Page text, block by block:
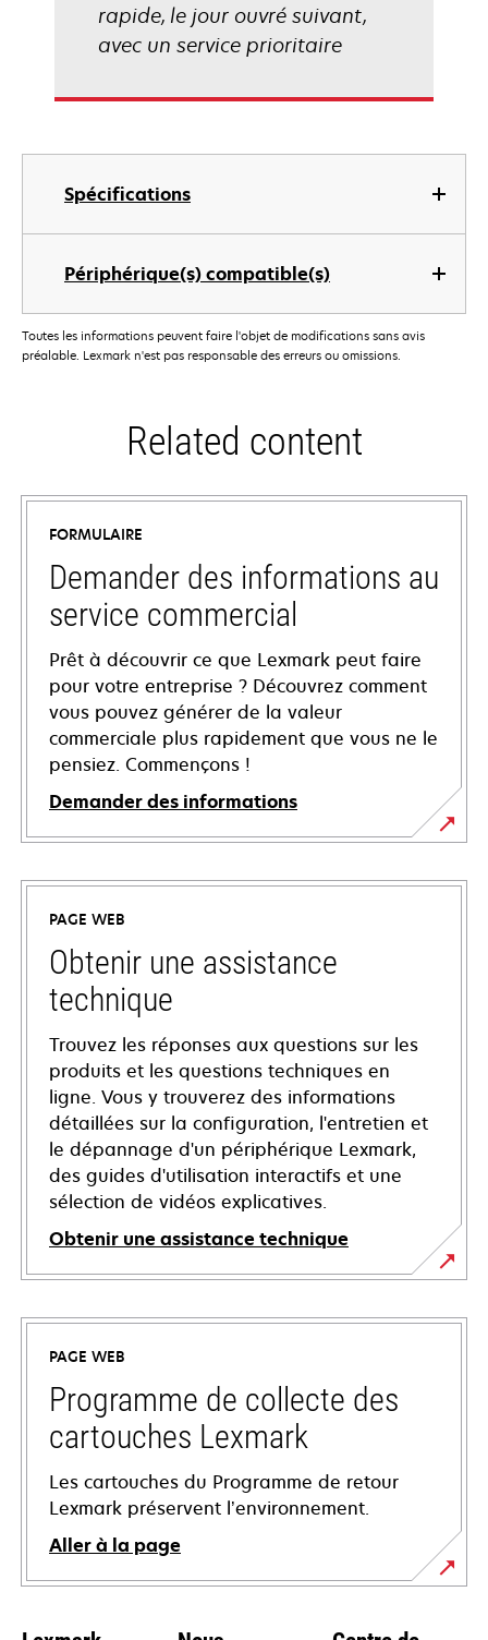
Spécifications
Périphérique(s) compatible(s)
rapide, le jour ouvré suivant,
avec un service prioritaire
Toutes les informations peuvent faire l'objet de modifications sans avis
préalable. Lexmark n'est pas responsable des erreurs ou omissions.
Related content
FORMULAIRE
Demander des informations au
service commercial
Prêt à découvrir ce que Lexmark peut faire
pour votre entreprise ? Découvrez comment
vous pouvez générer de la valeur
commerciale plus rapidement que vous ne le
pensiez. Commençons !
Demander des informations
PAGE WEB
Obtenir une assistance
technique
Trouvez les réponses aux questions sur les
produits et les questions techniques en
ligne. Vous y trouverez des informations
détaillées sur la configuration, l'entretien et
le dépannage d'un périphérique Lexmark,
des guides d'utilisation interactifs et une
sélection de vidéos explicatives.
Obtenir une assistance technique
s’ouvre
dans
nouvel
onglet
PAGE WEB
Programme de collecte des
cartouches Lexmark
Les cartouches du Programme de retour
Lexmark préservent l’environnement.
Aller à la page